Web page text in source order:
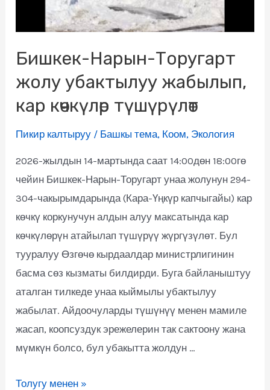
Бишкек-Нарын-Торугарт
жолу убактылуу жабылып,
кар көчкүлөр түшүрүлөт
Пикир калтыруу / Башкы тема, Коом, Экология
2026-жылдын 14-мартында саат 14:00дөн 18:00гө
чейин Бишкек-Нарын-Торугарт унаа жолунун 294-
304-чакырымдарында (Кара-Үңкүр капчыгайы) кар
көчкү коркунучун алдын алуу максатында кар
көчкүлөрүн атайылап түшүрүү жүргүзүлөт. Бул
тууралуу Өзгөчө кырдаалдар министрлигинин
басма сөз кызматы билдирди. Буга байланыштуу
аталган тилкеде унаа кыймылы убактылуу
жабылат. Айдоочуларды түшүнүү менен мамиле
жасап, коопсуздук эрежелерин так сактоону жана
мүмкүн болсо, бул убакытта жолдун …
Толугу менен »